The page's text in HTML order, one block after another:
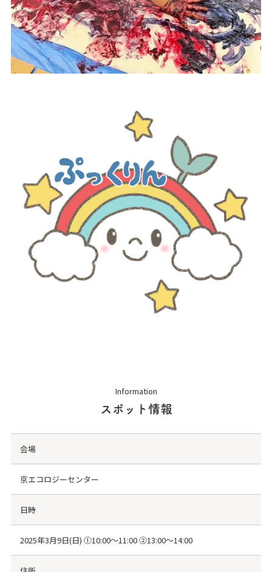
Information
スポット情報
会場
京エコロジーセンター
日時
2025年3月9日(日) ①10:00～11:00 ②13:00～14:00